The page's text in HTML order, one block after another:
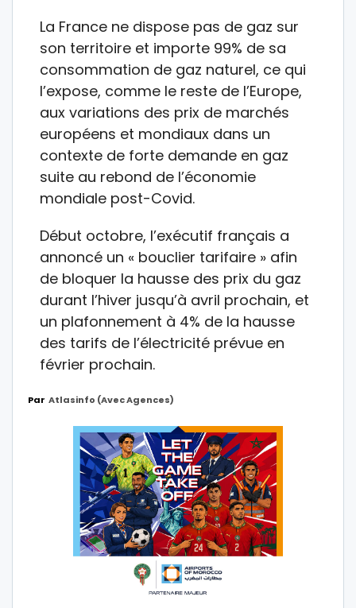
La France ne dispose pas de gaz sur
son territoire et importe 99% de sa
consommation de gaz naturel, ce qui
l’expose, comme le reste de l’Europe,
aux variations des prix de marchés
européens et mondiaux dans un
contexte de forte demande en gaz
suite au rebond de l’économie
mondiale post-Covid.
Début octobre, l’exécutif français a
annoncé un « bouclier tarifaire » afin
de bloquer la hausse des prix du gaz
durant l’hiver jusqu’à avril prochain, et
un plafonnement à 4% de la hausse
des tarifs de l’électricité prévue en
février prochain.
Par Atlasinfo (avec Agences)